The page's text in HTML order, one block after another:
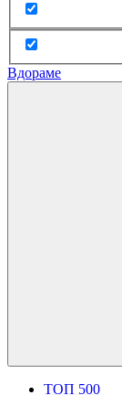
Вдораме
ТОП 500